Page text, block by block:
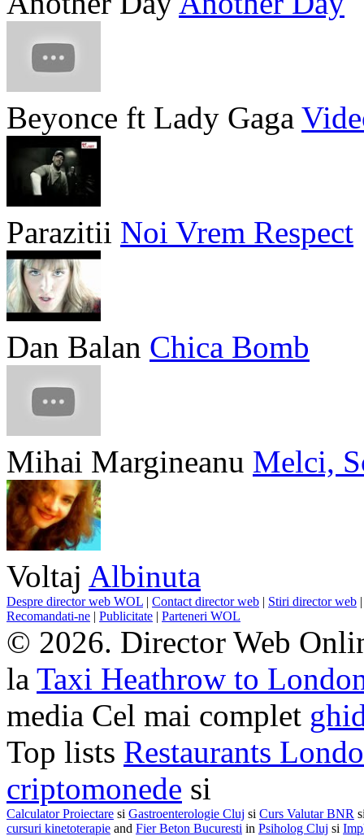
Beyonce ft Lady Gaga
Parazitii Noi Vrem Respect
Dan Balan Chica Bomb
Mihai Margineanu Melci,
Voltaj Albinuta
Despre director web WOL | Contact director web | Stiri director web
Recomandati-ne | Publicitate | Parteneri WOL
© 2026. Director Web
la Taxi Heathrow to
media Cel mai complet
Top lists Restaurants
criptomonede si
Calculator Proiectare si Gastroenterologie Cluj si Curs Valutar BNR
cursuri kinetoterapie and Fier Beton Bucuresti in Psiholog Cluj si